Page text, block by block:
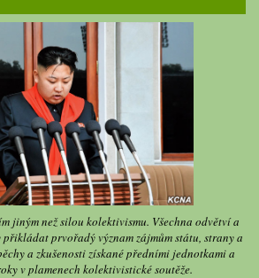
jiným než silou kolektivismu. Všechna odvětví a
prvořadý význam zájmům státu, strany a
a zkušenosti získané předními jednotkami a
v plamenech kolektivistické soutěže.